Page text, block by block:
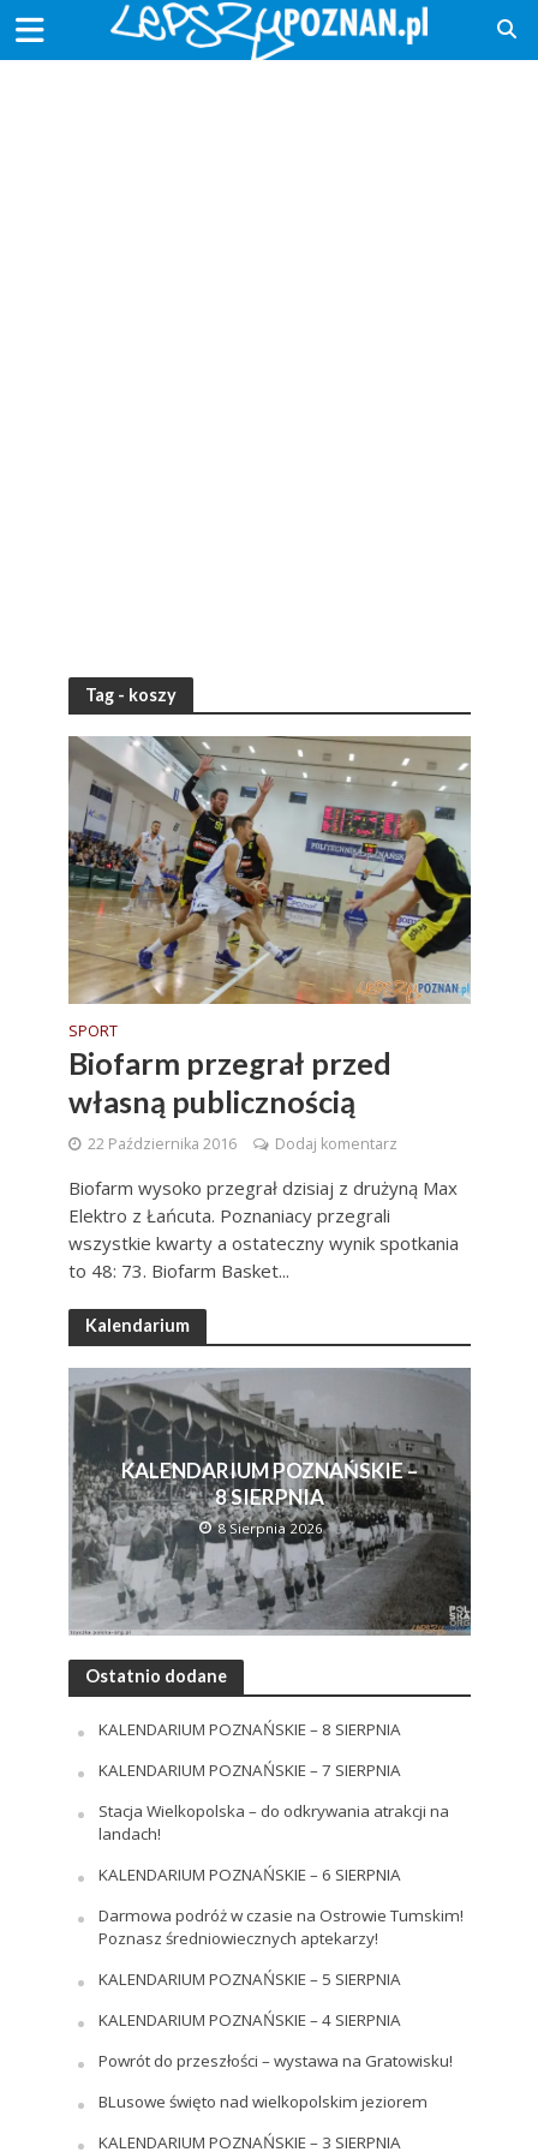
Tag - koszy
SPORT
Biofarm przegrał przed
własną publicznością
22 Października 2016 Dodaj komentarz
Biofarm wysoko przegrał dzisiaj z drużyną Max
Elektro z Łańcuta. Poznaniacy przegrali
wszystkie kwarty a ostateczny wynik spotkania
to 48: 73. Biofarm Basket...
Kalendarium
KALENDARIUM POZNAŃSKIE –
8 SIERPNIA
8 Sierpnia 2026
Ostatnio dodane
KALENDARIUM POZNAŃSKIE – 8 SIERPNIA
KALENDARIUM POZNAŃSKIE – 7 SIERPNIA
Stacja Wielkopolska – do odkrywania atrakcji na
landach!
KALENDARIUM POZNAŃSKIE – 6 SIERPNIA
Darmowa podróż w czasie na Ostrowie Tumskim!
Poznasz średniowiecznych aptekarzy!
KALENDARIUM POZNAŃSKIE – 5 SIERPNIA
KALENDARIUM POZNAŃSKIE – 4 SIERPNIA
Powrót do przeszłości – wystawa na Gratowisku!
BLusowe święto nad wielkopolskim jeziorem
KALENDARIUM POZNAŃSKIE – 3 SIERPNIA